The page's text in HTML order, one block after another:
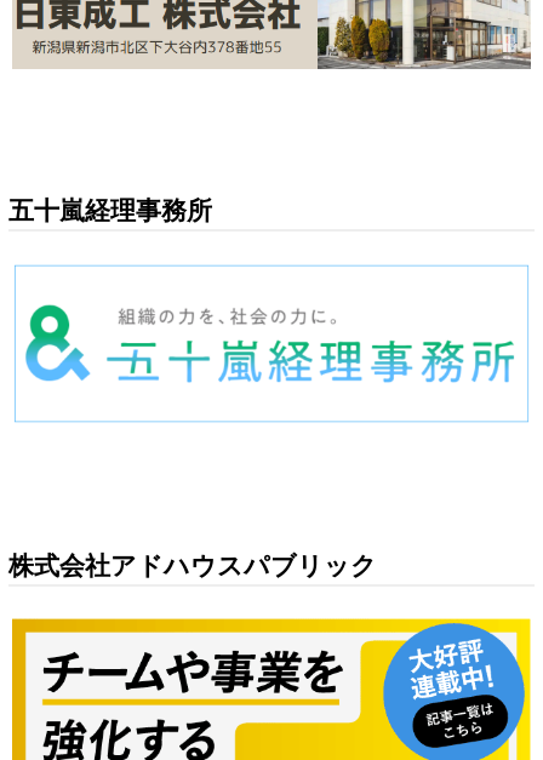
五十嵐経理事務所
株式会社アドハウスパブリック